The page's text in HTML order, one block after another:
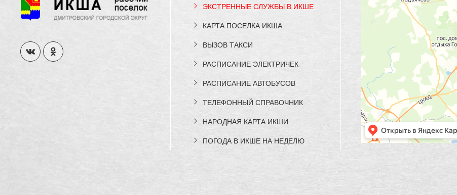
ЭКСТРЕННЫЕ СЛУЖБЫ В ИКШЕ
КАРТА ПОСЕЛКА ИКША
ВЫЗОВ ТАКСИ
РАСПИСАНИЕ ЭЛЕКТРИЧЕК
РАСПИСАНИЕ АВТОБУСОВ
ТЕЛЕФОННЫЙ СПРАВОЧНИК
НАРОДНАЯ КАРТА ИКШИ
ПОГОДА В ИКШЕ НА НЕДЕЛЮ